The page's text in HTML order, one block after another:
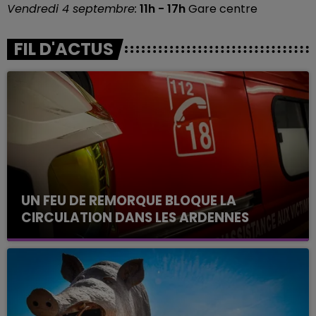
Vendredi 4 septembre: 11h - 17hGare centre
FIL D'ACTUS
UN FEU DE REMORQUE BLOQUE LA
CIRCULATION DANS LES ARDENNES
Un feu de remorque s'est déclaré ce mercredi en
fin de matinée sur l'A34.